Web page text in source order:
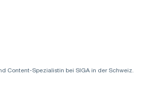
Content-Spezialistin bei SIGA in der Schweiz.